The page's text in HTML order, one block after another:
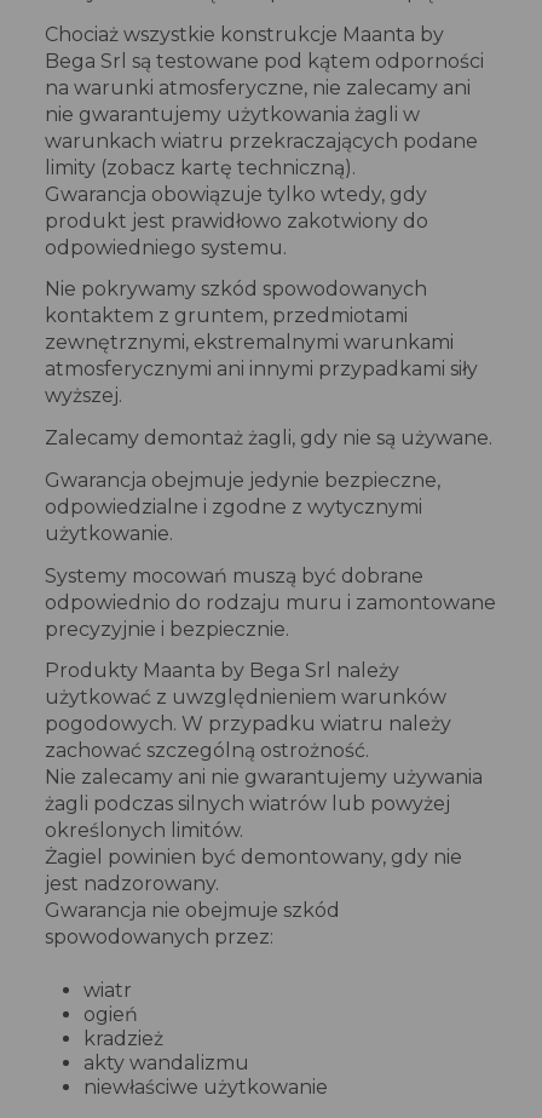
Chociaż wszystkie konstrukcje Maanta by
Bega Srl są testowane pod kątem odporności
na warunki atmosferyczne, nie zalecamy ani
nie gwarantujemy użytkowania żagli w
warunkach wiatru przekraczających podane
limity (zobacz kartę techniczną).
Gwarancja obowiązuje tylko wtedy, gdy
produkt jest prawidłowo zakotwiony do
odpowiedniego systemu.
Nie pokrywamy szkód spowodowanych
kontaktem z gruntem, przedmiotami
zewnętrznymi, ekstremalnymi warunkami
atmosferycznymi ani innymi przypadkami siły
wyższej.
Zalecamy demontaż żagli, gdy nie są używane.
Gwarancja obejmuje jedynie bezpieczne,
odpowiedzialne i zgodne z wytycznymi
użytkowanie.
Systemy mocowań muszą być dobrane
odpowiednio do rodzaju muru i zamontowane
precyzyjnie i bezpiecznie.
Produkty Maanta by Bega Srl należy
użytkować z uwzględnieniem warunków
pogodowych. W przypadku wiatru należy
zachować szczególną ostrożność.
Nie zalecamy ani nie gwarantujemy używania
żagli podczas silnych wiatrów lub powyżej
określonych limitów.
Żagiel powinien być demontowany, gdy nie
jest nadzorowany.
Gwarancja nie obejmuje szkód
spowodowanych przez:
wiatr
ogień
kradzież
akty wandalizmu
niewłaściwe użytkowanie